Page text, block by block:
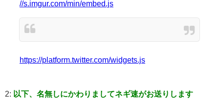
//s.imgur.com/min/embed.js
https://platform.twitter.com/widgets.js
2: 以下、名無しにかわりましてネギ速がお送りします